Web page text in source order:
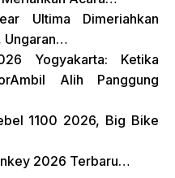
Ultima Dimeriahkan
Ungaran…
Yogyakarta: Ketika
Alih Panggung
1100 2026, Big Bike
2026 Terbaru…